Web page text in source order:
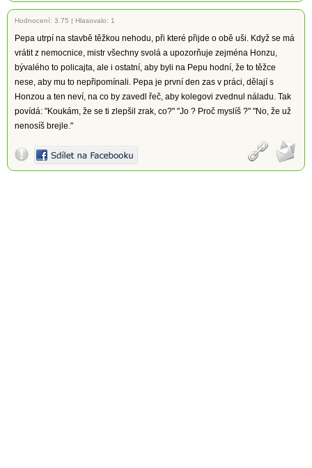
Hodnocení: 3.75 | Hlasovalo: 1
Pepa utrpí na stavbě těžkou nehodu, při které přijde o obě uši. Když se má
vrátit z nemocnice, mistr všechny svolá a upozorňuje zejména Honzu,
bývalého to policajta, ale i ostatní, aby byli na Pepu hodní, že to těžce
nese, aby mu to nepřipomínali. Pepa je první den zas v práci, dělají s
Honzou a ten neví, na co by zavedl řeč, aby kolegovi zvednul náladu. Tak
povídá: "Koukám, že se ti zlepšil zrak, co?" "Jo ? Proč myslíš ?" "No, že už
nenosíš brejle."